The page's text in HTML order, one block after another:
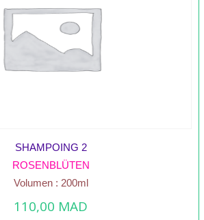
SHAMPOING 2
ROSENBLÜTEN
Volumen : 200ml
110,00 MAD